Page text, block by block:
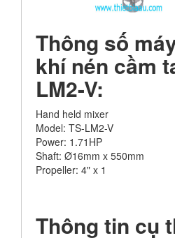
Thông số
khí nén cầm
LM2-V:
Hand held mixer
Model: TS-LM2-V
Power: 1.71HP
Shaft: Ø16mm x 550mm
Propeller: 4" x 1
Thông tin cụ